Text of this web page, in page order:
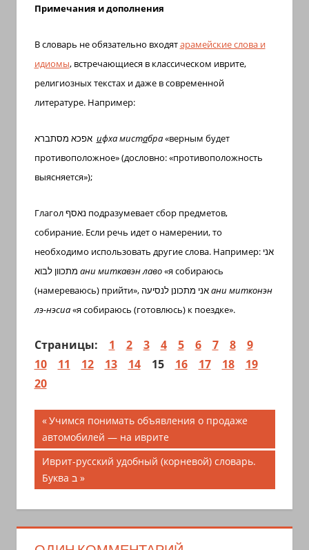
Примечания и дополнения
В словарь не обязательно входятарамейские слова и
идиомы, встречающиеся в классическом иврите,
религиозных текстах и даже в современной
литературе. Например:
אפכא מסתברא ифха мистабра«верным будет
противоположное» (дословно: «противоположность
выясняется»);
Глагол נאסף подразумевает сбор предметов,
собирание. Если речь идет о намерении, то
необходимо использовать другие слова. Например: אני
ани миткавэн лаво«я собираюсь
(намереваюсь) прийти», אני מתכונן לנסיעהани митконэн
лэ-нэсиа«я собираюсь (готовлюсь) к поездке».
Страницы: 1 2 3 4 5 6 7 8
9
10
11 12 13 14 15 16 17 18
19
20
Навигация
по
записям
Предыдущая
запись;
Учимся понимать объявления о продаже
автомобилей — на иврите
Следующая
запись:
Иврит-русский удобный (корневой) словарь.
Буква ב